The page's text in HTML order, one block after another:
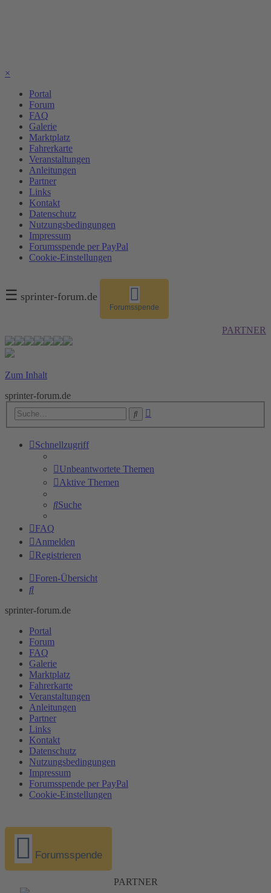
×
Portal
Forum
FAQ
Galerie
Marktplatz
Fahrerkarte
Veranstaltungen
Anleitungen
Partner
Links
Kontakt
Datenschutz
Nutzungsbedingungen
Impressum
Forumsspende per PayPal
Cookie-Einstellungen
☰ sprinter-forum.de
Forumsspende
PARTNER
Zum Inhalt
sprinter-forum.de
Suche
Schnellzugriff
Unbeantwortete Themen
Aktive Themen
Suche
FAQ
Anmelden
Registrieren
Foren-Übersicht
Suche
sprinter-forum.de
Portal
Forum
FAQ
Galerie
Marktplatz
Fahrerkarte
Veranstaltungen
Anleitungen
Partner
Links
Kontakt
Datenschutz
Nutzungsbedingungen
Impressum
Forumsspende per PayPal
Cookie-Einstellungen
Forumsspende
PARTNER